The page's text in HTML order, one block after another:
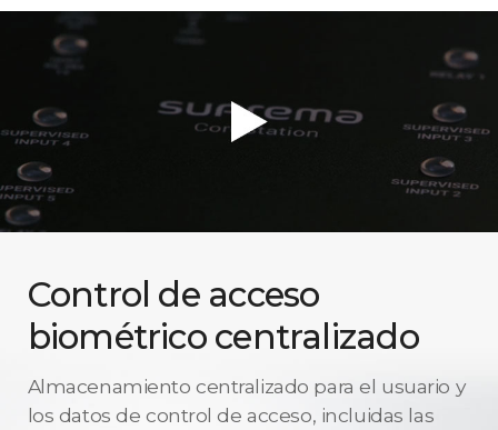
Control de acceso
biométrico centralizado
Almacenamiento centralizado para el usuario y
los datos de control de acceso, incluidas las